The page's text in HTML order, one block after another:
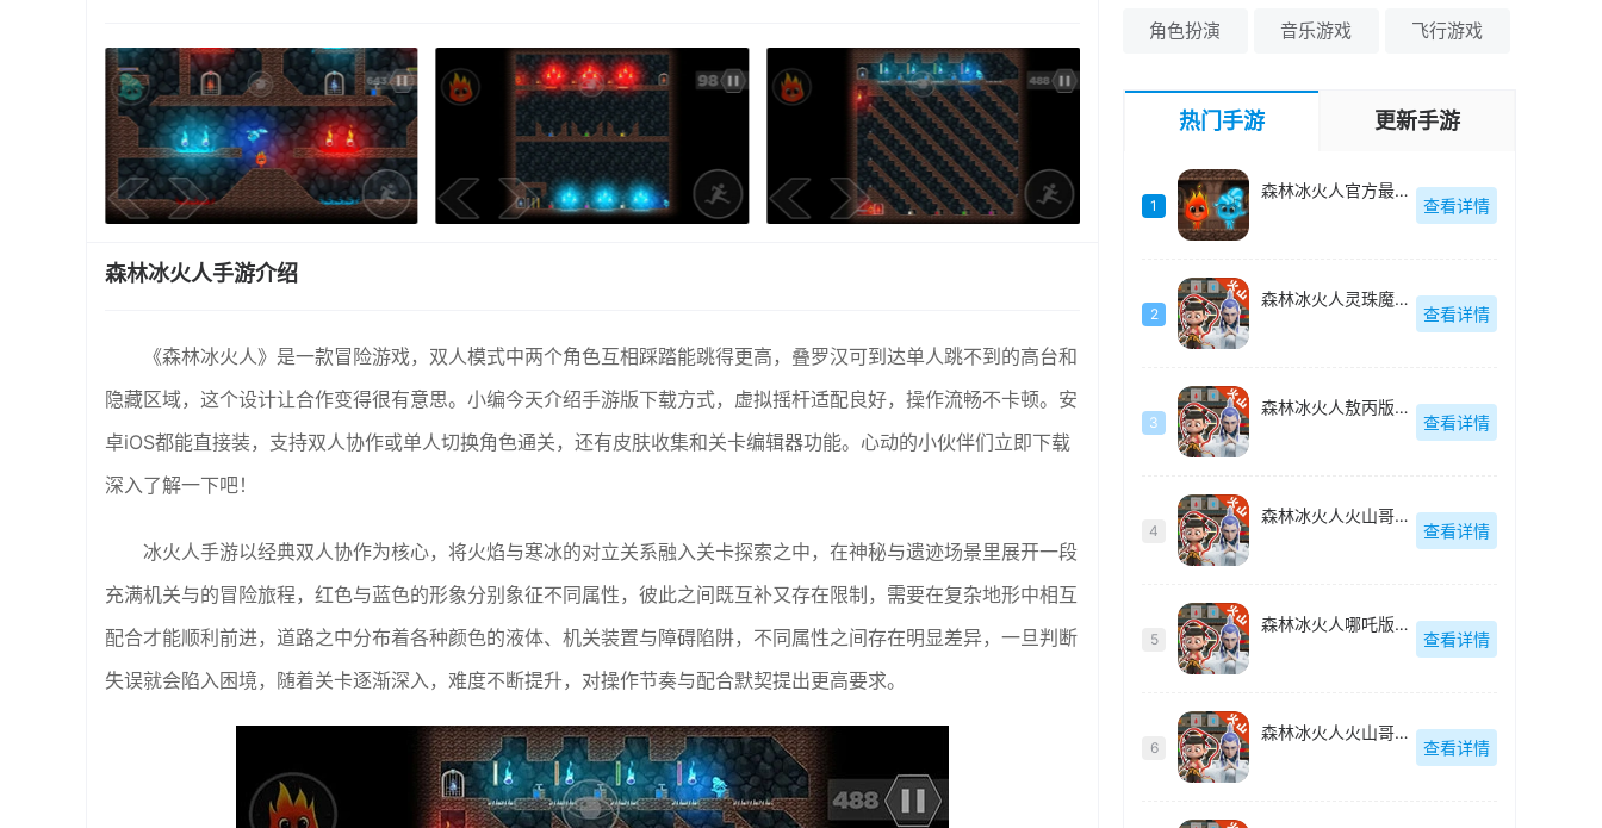
森林冰火人手游介绍
《森林冰火人》是一款冒险游戏，双人模式中两个角色互相踩踏能跳得更高，叠罗汉可到达单人跳不到的高台和
隐藏区域，这个设计让合作变得很有意思。小编今天介绍手游版下载方式，虚拟摇杆适配良好，操作流畅不卡顿。安
卓iOS都能直接装，支持双人协作或单人切换角色通关，还有皮肤收集和关卡编辑器功能。心动的小伙伴们立即下载
深入了解一下吧！
冰火人手游以经典双人协作为核心，将火焰与寒冰的对立关系融入关卡探索之中，在神秘与遗迹场景里展开一段
充满机关与的冒险旅程，红色与蓝色的形象分别象征不同属性，彼此之间既互补又存在限制，需要在复杂地形中相互
配合才能顺利前进，道路之中分布着各种颜色的液体、机关装置与障碍陷阱，不同属性之间存在明显差异，一旦判断
失误就会陷入困境，随着关卡逐渐深入，难度不断提升，对操作节奏与配合默契提出更高要求。
角色扮演 音乐游戏 飞行游戏
热门手游 更新手游
1
森林冰火人官方最新版-2.4
查看详情
2
森林冰火人灵珠魔丸版官方最新版-1.0.0
查看详情
3
森林冰火人敖丙版官方最新版-1.0.0
查看详情
4
森林冰火人火山哥哥版官方最新版-1.0.0
查看详情
5
森林冰火人哪吒版官方最新版-1.0.0
查看详情
6
森林冰火人火山哥哥版官方最新版-1.0.0
查看详情